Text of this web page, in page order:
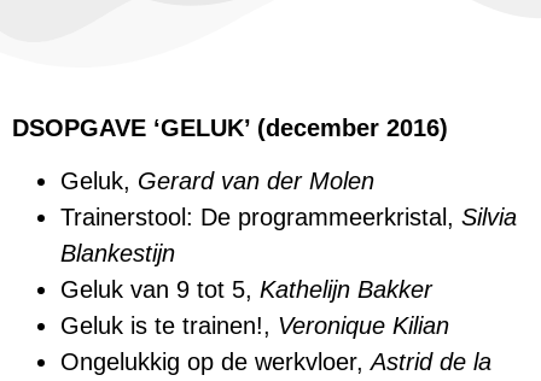
DSOPGAVE ‘GELUK’ (december 2016)
Geluk, Gerard van der Molen
Trainerstool: De programmeerkristal, Silvia
Blankestijn
Geluk van 9 tot 5, Kathelijn Bakker
Geluk is te trainen!, Veronique Kilian
Ongelukkig op de werkvloer,Astrid de la